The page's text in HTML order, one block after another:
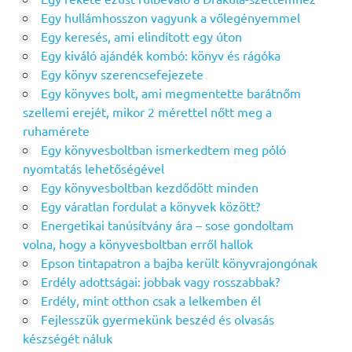
Egy hullámhosszon vagyunk a vőlegényemmel
Egy keresés, ami elindított egy úton
Egy kiváló ajándék kombó: könyv és rágóka
Egy könyv szerencsefejezete
Egy könyves bolt, ami megmentette barátnőm
szellemi erejét, mikor 2 mérettel nőtt meg a
ruhamérete
Egy könyvesboltban ismerkedtem meg póló
nyomtatás lehetőségével
Egy könyvesboltban kezdődött minden
Egy váratlan fordulat a könyvek között?
Energetikai tanúsítvány ára – sose gondoltam
volna, hogy a könyvesboltban erről hallok
Epson tintapatron a bajba került könyvrajongónak
Erdély adottságai: jobbak vagy rosszabbak?
Erdély, mint otthon csak a lelkemben él
Fejlesszük gyermekünk beszéd és olvasás
készségét náluk